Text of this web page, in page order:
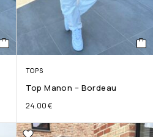
TOPS
Top Manon – Bordeau
24.00€